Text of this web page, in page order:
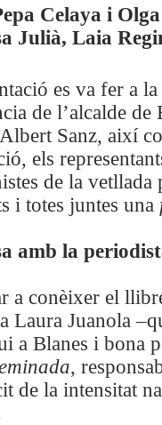
Celaya i
Julià, Laia
es va fer a
de l’alcalde
Sanz, així
els
de la vetllada
i totes juntes una
amb la
a conèixer el
Laura Juanola
a Blanes i bona
,
de la intensitat